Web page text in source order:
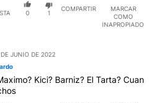
0 1
COMPARTIR
MARCAR
COMO
INAPROPIADO
JUNIO DE 2022
Kici? Barniz? El Tarta? Cuan